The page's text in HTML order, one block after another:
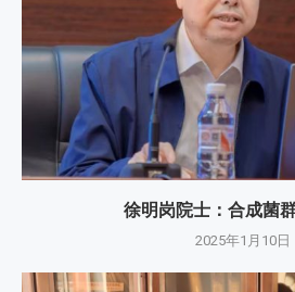
徐明岗院士：​合成菌
2025年1月10日